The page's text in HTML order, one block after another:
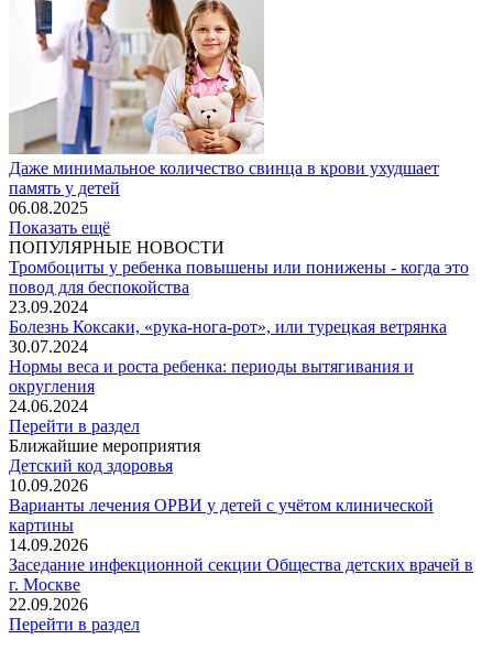
Даже минимальное количество свинца в крови ухудшает
память у детей
06.08.2025
Показать ещё
ПОПУЛЯРНЫЕ НОВОСТИ
Тромбоциты у ребенка повышены или понижены - когда это
повод для беспокойства
23.09.2024
Болезнь Коксаки, «рука-нога-рот», или турецкая ветрянка
30.07.2024
Нормы веса и роста ребенка: периоды вытягивания и
округления
24.06.2024
Перейти в раздел
Ближайшие мероприятия
Детский код здоровья
10.09.2026
Варианты лечения ОРВИ у детей с учётом клинической
картины
14.09.2026
Заседание инфекционной секции Общества детских врачей в
г. Москве
22.09.2026
Перейти в раздел